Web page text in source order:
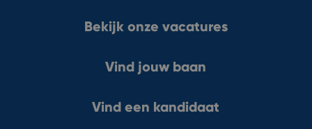
Bekijk onze vacatures
Vind jouw baan
Vind een kandidaat